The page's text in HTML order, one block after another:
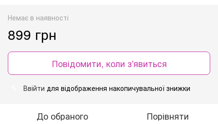
Немає в наявності
899 грн
Повідомити, коли з'явиться
Ввійти для відображення накопичувальної знижки
До обраного Порівняти